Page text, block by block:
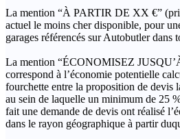
La mention “À PARTIR DE XX €”
actuel le moins cher disponible, pour
garages référencés sur Autobutler dans
La mention “ÉCONOMISEZ
correspond à l’économie potentielle
fourchette entre la proposition de devis
au sein de laquelle un minimum de 25
fait une demande de devis ont réalisé
dans le rayon géographique à partir